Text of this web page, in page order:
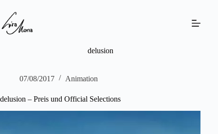
content
delusion
07/08/2017 Animation
delusion – Preis und Official Selections